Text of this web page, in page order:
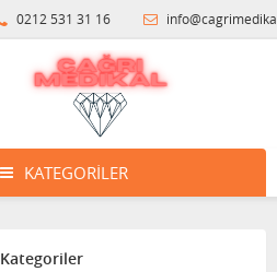
0212 531 31 16
KATEGORILER
Kategoriler
8.598,47
Klozet Tutunma Destek
Barı
11.915,63